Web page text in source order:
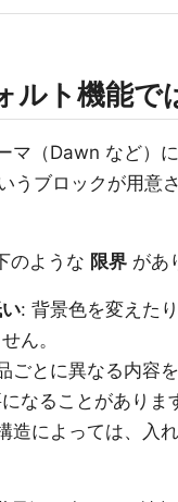
ルト機能で
マ（Dawn など）
うブロックが用意
のような 限界 があ
: 背景色を変えた
ん。
ごとに異なる内容
なることがありま
造によっては、入